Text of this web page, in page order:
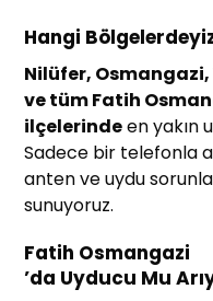
Hangi
Nilüfer, Osmangazi,
ve tüm Fatih
ilçelerindeen yakın
Sadece bir telefonla
anten ve uydu
sunuyoruz.
Fatih Osmangazi
’da Uyducu Mu